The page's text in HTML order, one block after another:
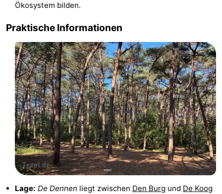
tun
Museen
Denkmäler
-
Kirchen
Mühlen
Aussichtspunkte
Attraktionen
Rundfahrten
Bauernhöfe
Spielplätze
-
Ökosystem bilden.
Praktische Informationen
Lage: De Dennen liegt zwischen Den Burg und De Koog